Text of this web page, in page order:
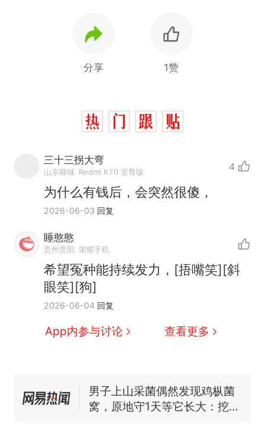
分享 1赞
三十三拐大弯
山东聊城 Redmi K70 至尊版 4
为什么有钱后，会突然很傻，
2026-06-03 回复
睡憨憨
贵州贵阳 荣耀手机
希望冤种能持续发力，[捂嘴笑][斜
眼笑][狗]
2026-06-04 回复
App内参与讨论 查看更多
热
因老师一句“跟我回家”改写了
人生
新 制裁瓜子饺子，美国怕什
协会回应
男子上山采菌偶然发现鸡枞菌
窝，原地守1天等它长大：挖了